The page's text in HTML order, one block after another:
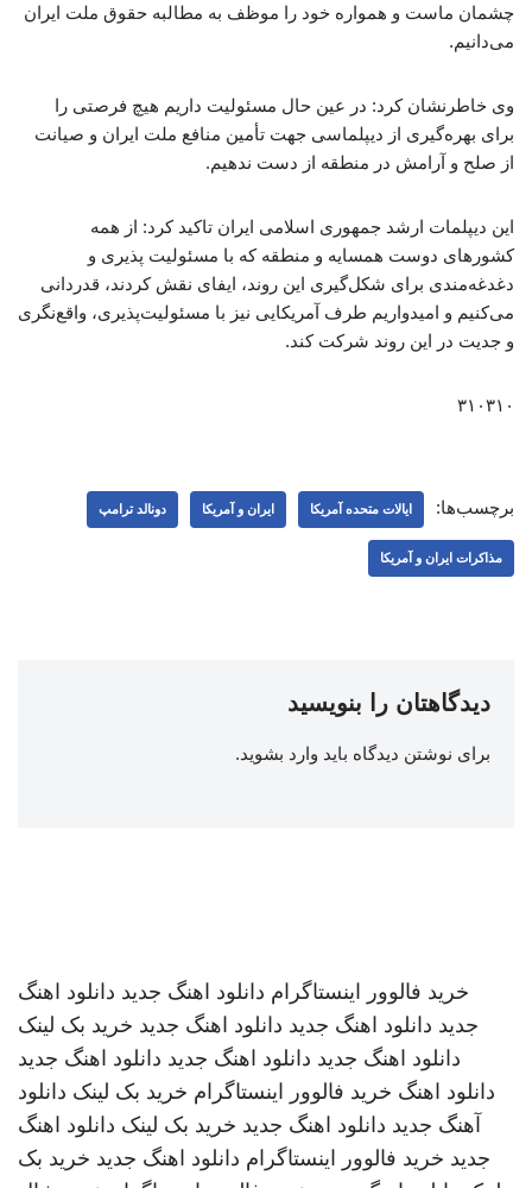
چشمان ماست و همواره خود را موظف به مطالبه‌ حقوق ملت ایران
می‌دانیم.
وی خاطرنشان کرد: در عین حال مسئولیت داریم هیچ فرصتی را
برای بهره‌گیری از دیپلماسی جهت تأمین منافع ملت ایران و صیانت
از صلح و آرامش در منطقه از دست ندهیم.
این دیپلمات ارشد جمهوری اسلامی ایران تاکید کرد: از همه
کشورهای دوست همسایه و منطقه که با مسئولیت پذیری و
دغدغه‌مندی برای شکل‌گیری این روند، ایفای نقش کردند، قدردانی
می‌کنیم و امیدواریم طرف آمریکایی نیز با مسئولیت‌پذیری، واقع‌نگری
و جدیت در این روند شرکت کند.
۳۱۰۳۱۰
برچسب‌ها: ایالات متحده آمریکا ایران و آمریکا دونالد ترامپ
مذاکرات ایران و آمریکا
دیدگاهتان را بنویسید
برای نوشتن دیدگاه باید وارد بشوید.
خرید فالوور اینستاگرام دانلود اهنگ جدید دانلود اهنگ
جدید دانلود اهنگ جدید دانلود اهنگ جدید خرید بک لینک
دانلود اهنگ جدید دانلود اهنگ جدید دانلود اهنگ جدید
دانلود اهنگ خرید فالوور اینستاگرام خرید بک لینک دانلود
آهنگ جدید دانلود اهنگ جدید خرید بک لینک دانلود اهنگ
جدید خرید فالوور اینستاگرام دانلود اهنگ جدید خرید بک